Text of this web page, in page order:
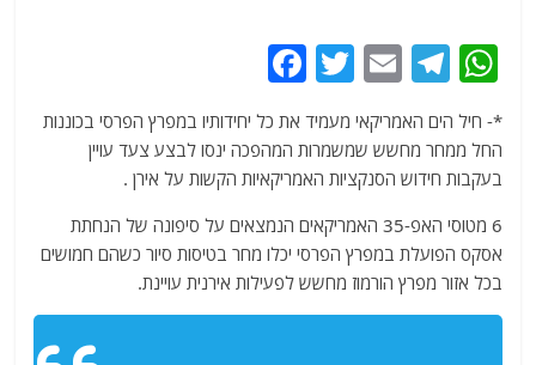
W
h
at
s
A
p
p
T
e
g
ra
m
E
ai
l
T
itt
er
a
c
e
b
o
o
k
*- חיל הים האמריקאי מעמיד את כל יחידותיו במפרץ הפרסי בכוננות
החל ממחר מחשש שמשמרות המהפכה ינסו לבצע צעד עויין
בעקבות חידוש הסנקציות האמריקאיות הקשות על אירן .
6 מטוסי האפ-35 האמריקאים הנמצאים על סיפונה של הנחתת
אסקס הפועלת במפרץ הפרסי יכלו מחר בטיסות סיור כשהם חמושים
בכל אזור מפרץ הורמוז מחשש לפעילות אירנית עויינת.